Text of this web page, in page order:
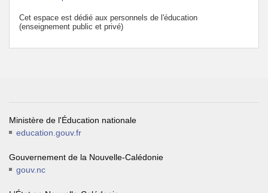
Cet espace est dédié aux personnels de l'éducation
(enseignement public et privé)
Ministère de l'Éducation nationale
education.gouv.fr
Gouvernement de la Nouvelle-Calédonie
gouv.nc